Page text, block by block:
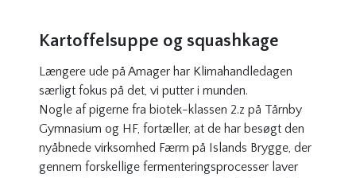
Kartoffelsuppe og squashkage
Længere ude på Amager har Klimahandledagen
særligt fokus på det, vi putter i munden.
Nogle af pigerne fra biotek-klassen 2.z på Tårnby
Gymnasium og HF, fortæller, at de har besøgt den
nyåbnede virksomhed Færm på Islands Brygge, der
gennem forskellige fermenteringsprocesser laver